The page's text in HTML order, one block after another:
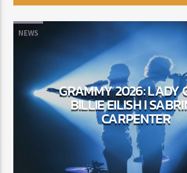
TYTUŁ
TERAZ
RADIO STREFA MUZY
24:00
NEWS
GRAMMY 2026: LADY
BILLIE EILISH I
CARPENTER